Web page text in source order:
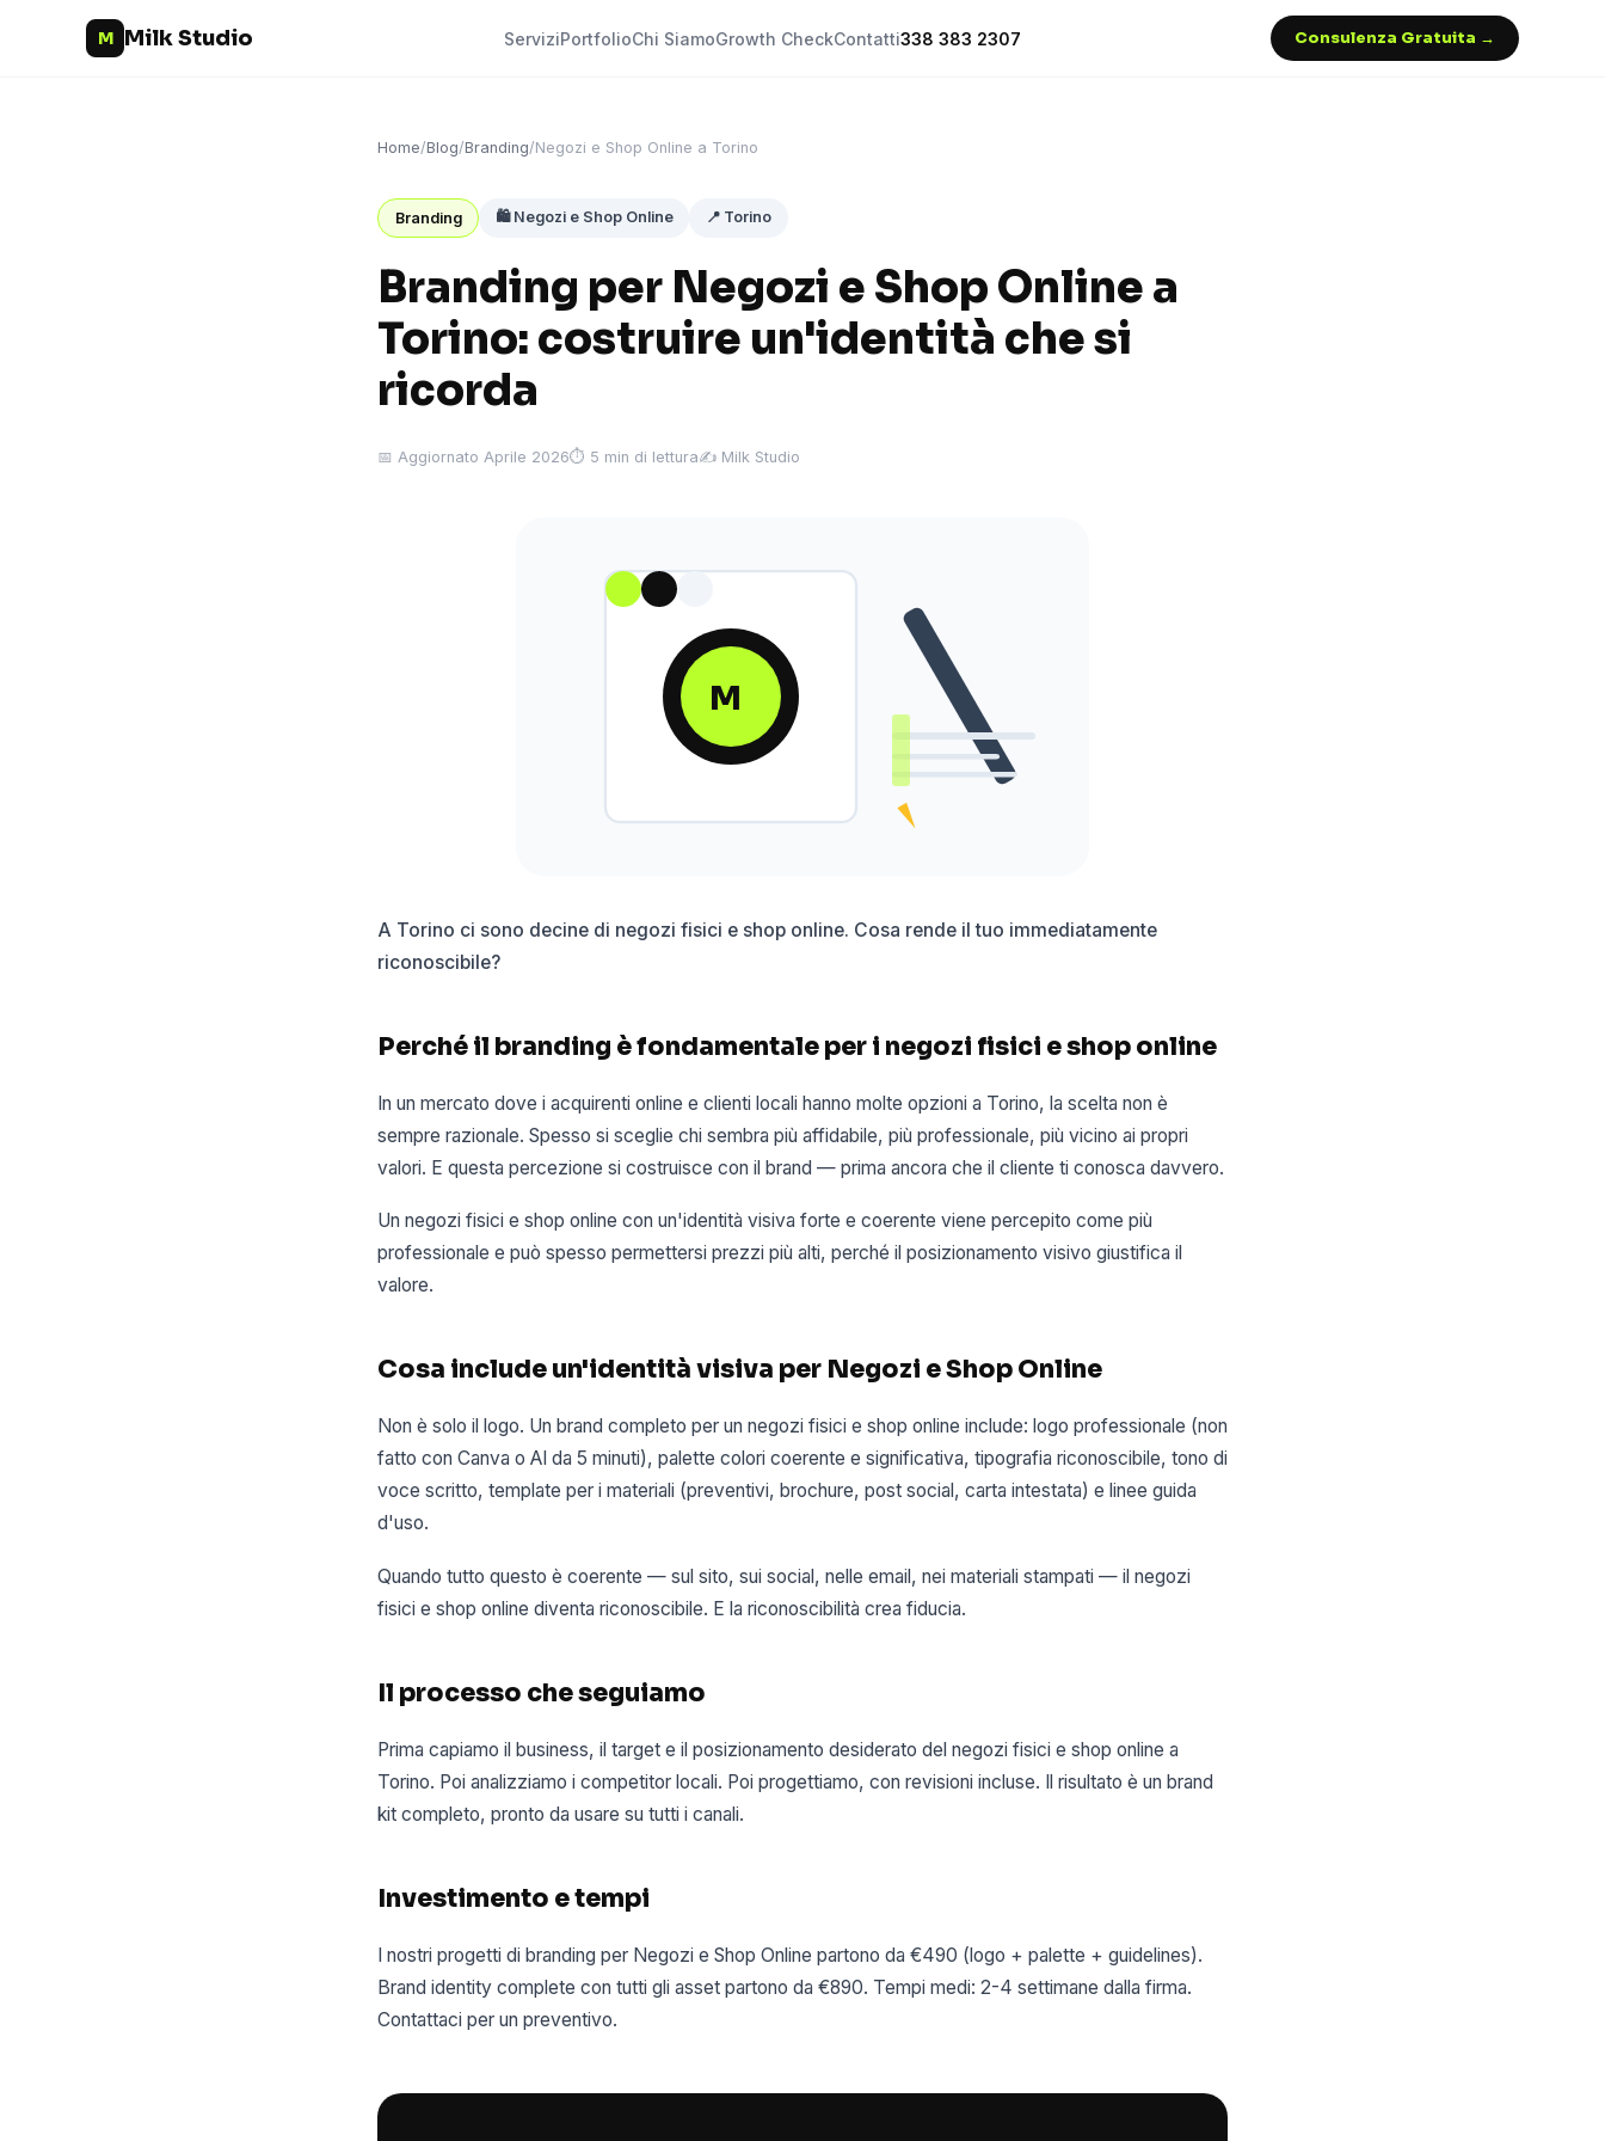
M Milk Studio ServiziPortfolioChi SiamoGrowth CheckContatti338 383 2307 Consulenza Gratuita →
Home/Blog/Branding/Negozi e Shop Online a Torino
Branding 🛍️ Negozi e Shop Online 📍 Torino
Branding per Negozi e Shop Online a
Torino: costruire un'identità che si
ricorda
📅 Aggiornato Aprile 2026⏱ 5 min di lettura✍️ Milk Studio
M
A Torino ci sono decine di negozi fisici e shop online. Cosa rende il tuo immediatamente
riconoscibile?
Perché il branding è fondamentale per i negozi fisici e shop online
In un mercato dove i acquirenti online e clienti locali hanno molte opzioni a Torino, la scelta non è
sempre razionale. Spesso si sceglie chi sembra più affidabile, più professionale, più vicino ai propri
valori. E questa percezione si costruisce con il brand — prima ancora che il cliente ti conosca davvero.
Un negozi fisici e shop online con un'identità visiva forte e coerente viene percepito come più
professionale e può spesso permettersi prezzi più alti, perché il posizionamento visivo giustifica il
valore.
Cosa include un'identità visiva per Negozi e Shop Online
Non è solo il logo. Un brand completo per un negozi fisici e shop online include: logo professionale (non
fatto con Canva o AI da 5 minuti), palette colori coerente e significativa, tipografia riconoscibile, tono di
voce scritto, template per i materiali (preventivi, brochure, post social, carta intestata) e linee guida
d'uso.
Quando tutto questo è coerente — sul sito, sui social, nelle email, nei materiali stampati — il negozi
fisici e shop online diventa riconoscibile. E la riconoscibilità crea fiducia.
Il processo che seguiamo
Prima capiamo il business, il target e il posizionamento desiderato del negozi fisici e shop online a
Torino. Poi analizziamo i competitor locali. Poi progettiamo, con revisioni incluse. Il risultato è un brand
kit completo, pronto da usare su tutti i canali.
Investimento e tempi
I nostri progetti di branding per Negozi e Shop Online partono da €490 (logo + palette + guidelines).
Brand identity complete con tutti gli asset partono da €890. Tempi medi: 2-4 settimane dalla firma.
Contattaci per un preventivo.